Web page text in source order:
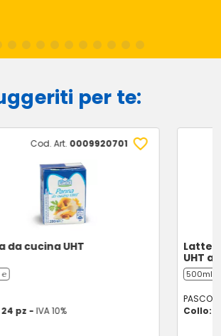
per te:
Cod. Art. 0009920701
da cucina UHT
pz - IVA 10%
Latte
UHT
500ml ℮
PASCOLI
Collo: